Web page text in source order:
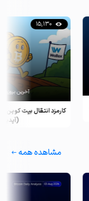
کارمزد انتقال بیت کوین
(آپدیت
15,130
آخرین
مشاهده همه